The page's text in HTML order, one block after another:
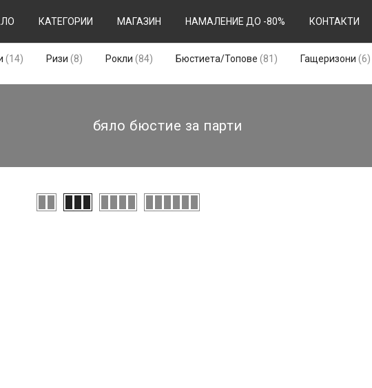
КАТЕГОРИИ МАГАЗИН НАМАЛЕНИЕ ДО -80% КОНТАКТИ
1414
Ризи 88
Рокли 8484
Бюстиета/Топове 81 81
Гащеризони 66
бяло бюстие за парти